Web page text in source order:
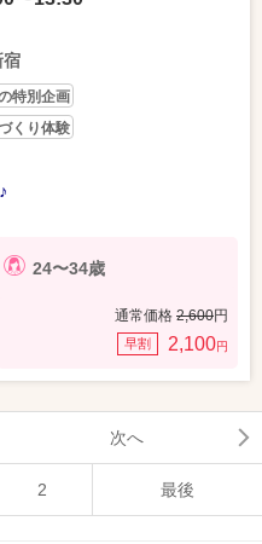
宿
特別企画
くり体験
24〜34歳
通常価格 2,600円
早割 2,100円
次へ
2 最後